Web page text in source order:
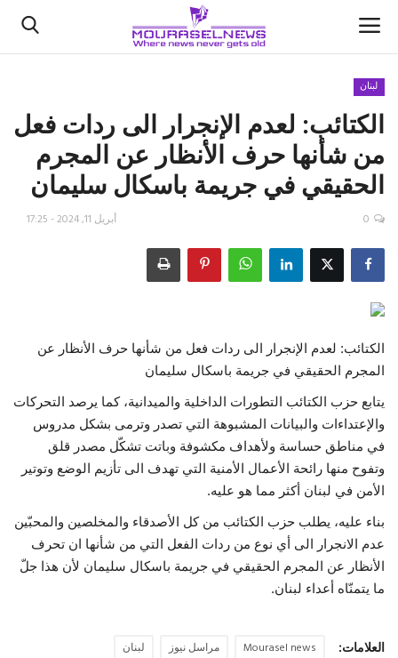
الأخبار
كتّابنا
السعودية
اقتصاد
علوم وتكنولوجيا
رياضة
فيديو
حياة
لبنان
الكتائب: لعدم الإنجرار الى ردات فعل
من شأنها حرف الأنظار عن المجرم
الحقيقي في جريمة باسكال سليمان
أبريل 11, 2024 - 17:25 0
الكتائب: لعدم الإنجرار الى ردات فعل من شأنها حرف الأنظار عن
المجرم الحقيقي في جريمة باسكال سليمان
يتابع حزب الكتائب التطورات الداخلية والميدانية، كما يرصد التحركات
والإعتداءات والبيانات المشبوهة التي تصدر وترمى بشكل مدروس
في مناطق حساسة ولأهداف مكشوفة وباتت تشكّل مصدر قلق
وتفوح منها رائحة الأعمال الأمنية التي تهدف الى تأزيم الوضع وتوتير
الأمن في لبنان أكثر مما هو عليه.
بناء عليه، يطلب حزب الكتائب من كل الأصدقاء والمخلصين والمحبّين
عدم الانجرار الى أي نوع من ردات الفعل التي من شأنها ان تحرف
الأنظار عن المجرم الحقيقي في جريمة باسكال سليمان لأن هذا جلّ
ما يتمنّاه أعداء لبنان.
العلامات: Mourasel news مراسل نيوز لبنان